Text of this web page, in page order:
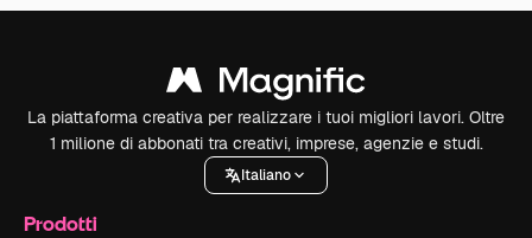
La piattaforma creativa per realizzare i tuoi migliori lavori. Oltre
1 milione di abbonati tra creativi, imprese, agenzie e studi.
Italiano
Prodotti